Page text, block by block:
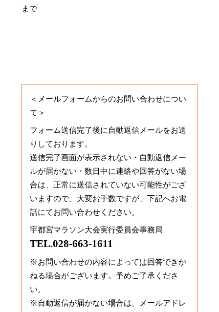
まで
＜メールフォームからのお問い合わせについ
て＞
フォーム送信完了後に自動返信メールをお送
りしております。
送信完了画面が表示されない・自動返信メー
ルが届かない・数日中に連絡や回答がない場
合は、正常に送信されていない可能性がござ
いますので、大変お手数ですが、下記へお電
話にてお問い合わせください。
宇都宮マラソン大会実行委員会事務局
TEL.028-663-1611
※お問い合わせの内容によっては回答できか
ねる場合がございます。予めご了承くださ
い。
※自動返信が届かない場合は、メールアドレ